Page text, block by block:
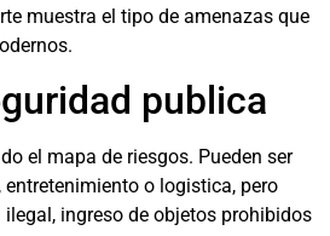
muestra el tipo de amenazas que
publica
el mapa de riesgos. Pueden ser
o logistica, pero
ingreso de objetos prohibidos